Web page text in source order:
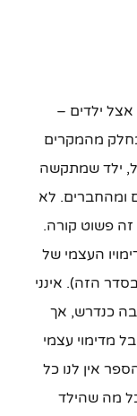
אצל ילדים –
מהמקרים
ילד שמתקשה
ומהחברים. לא
פשוט קורה.
העצמי של
הזה). אינני
כנדרש, אך
מדימוי עצמי
אין לנו כל
מה שהילד